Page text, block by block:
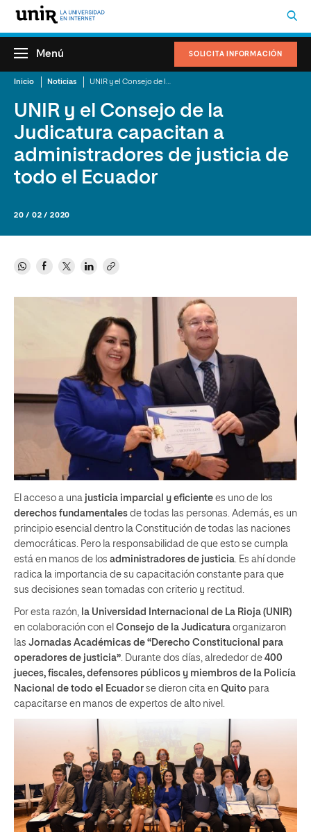
SOLICITA INFORMACIÓN
Menú
Inicio Noticias
UNIR y el Consejo de la
Judicatura capacitan a
administradores de justicia de
todo el Ecuador
20 / 02 / 2020
El acceso a una justicia imparcial y eficiente es uno de los
derechos fundamentales de todas las personas. Además, es un
principio esencial dentro la Constitución de todas las naciones
democráticas. Pero la responsabilidad de que esto se cumpla
está en manos de los administradores de justicia . Es ahí donde
radica la importancia de su capacitación constante para que
sus decisiones sean tomadas con criterio y rectitud.
Por esta razón,
la Universidad Internacional de La Rioja (UNIR)
en colaboración con el Consejo de la Judicatura organizaron
las Jornadas Académicas de “Derecho Constitucional para
operadores de justicia” . Durante dos días, alrededor de 400
jueces, fiscales, defensores públicos y miembros de la Policía
Nacional de todo el Ecuador se dieron cita en Quito para
capacitarse en manos de expertos de alto nivel.